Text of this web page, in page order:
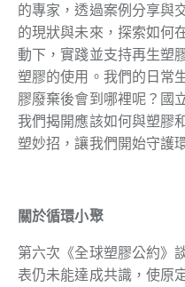
的專家，透過案例分享與
的現狀與未來，探索如何
動下，實踐並支持再生塑
塑膠的使用。我們的日常
膠廢棄後會到哪裡呢？國
我們揭開應該如何與塑膠
塑妙招，讓我們開始守護
關於循環小聚
第六次《全球塑膠公約》
表仍未能達成共識，使原